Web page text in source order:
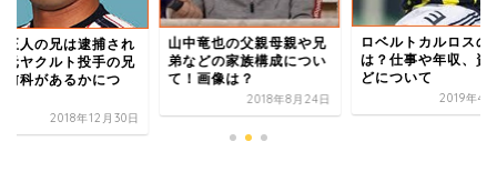
正人の兄は逮捕され
元ヤクルト投手の兄
前科があるかにつ
2018年12月30日
山中竜也の父親母親や兄
弟などの家族構成につい
て！画像は？
2018年8月24日
ロベルトカルロスの
は？仕事や年収、資
どについて
2019年4